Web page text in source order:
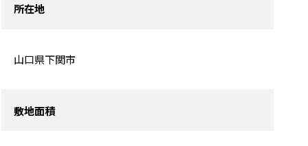
所在地
山口県下関市
敷地面積